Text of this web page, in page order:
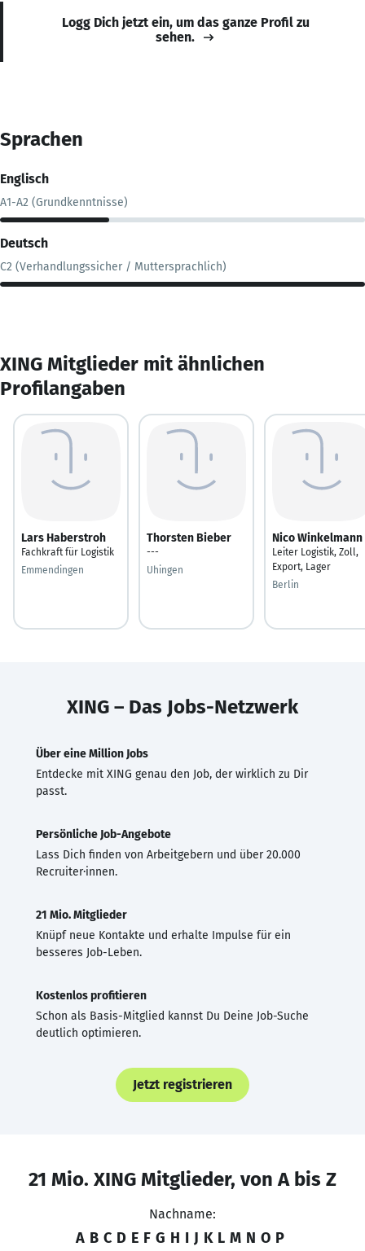
Logg Dich jetzt ein, um das ganze Profil zu
sehen.
Sprachen
Englisch
A1-A2 (Grundkenntnisse)
Deutsch
C2 (Verhandlungssicher / Muttersprachlich)
XING Mitglieder mit ähnlichen
Profilangaben
Lars Haberstroh
Fachkraft für Logistik
Emmendingen
Thorsten Bieber
---
Uhingen
Nico Winkelmann
Leiter Logistik, Zoll,
Export, Lager
Berlin
XING – Das Jobs-Netzwerk
Über eine Million Jobs
Entdecke mit XING genau den Job, der wirklich zu Dir
passt.
Persönliche Job-Angebote
Lass Dich finden von Arbeitgebern und über 20.000
Recruiter·innen.
21 Mio. Mitglieder
Knüpf neue Kontakte und erhalte Impulse für ein
besseres Job-Leben.
Kostenlos profitieren
Schon als Basis-Mitglied kannst Du Deine Job-Suche
deutlich optimieren.
Jetzt registrieren
21 Mio. XING Mitglieder, von A bis Z
Nachname:
A B C D E F G H I J K L M N O P